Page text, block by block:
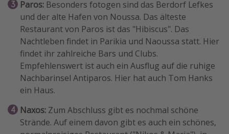
Paros: Besonders fotogen sind das Berdorf Lefkes
und der alte Hafen von Noussa. Das älteste
Restaurant von Paros ist das "Hibiscus". Das
Nachtleben findet in Parikia und Naoussa statt. Hier
findet ihr zahlreiche Bars und Clubs.
Empfehlenswert ist auch ein Ausflug auf die ruhige
Nachbarinsel Antiparos. Hier hat auch Tom Hanks
ein Haus.
Naxos: Zum Abschluss gibt es nochmal schöne
Strände. Auf einem davon gibt es auch ein schönes,